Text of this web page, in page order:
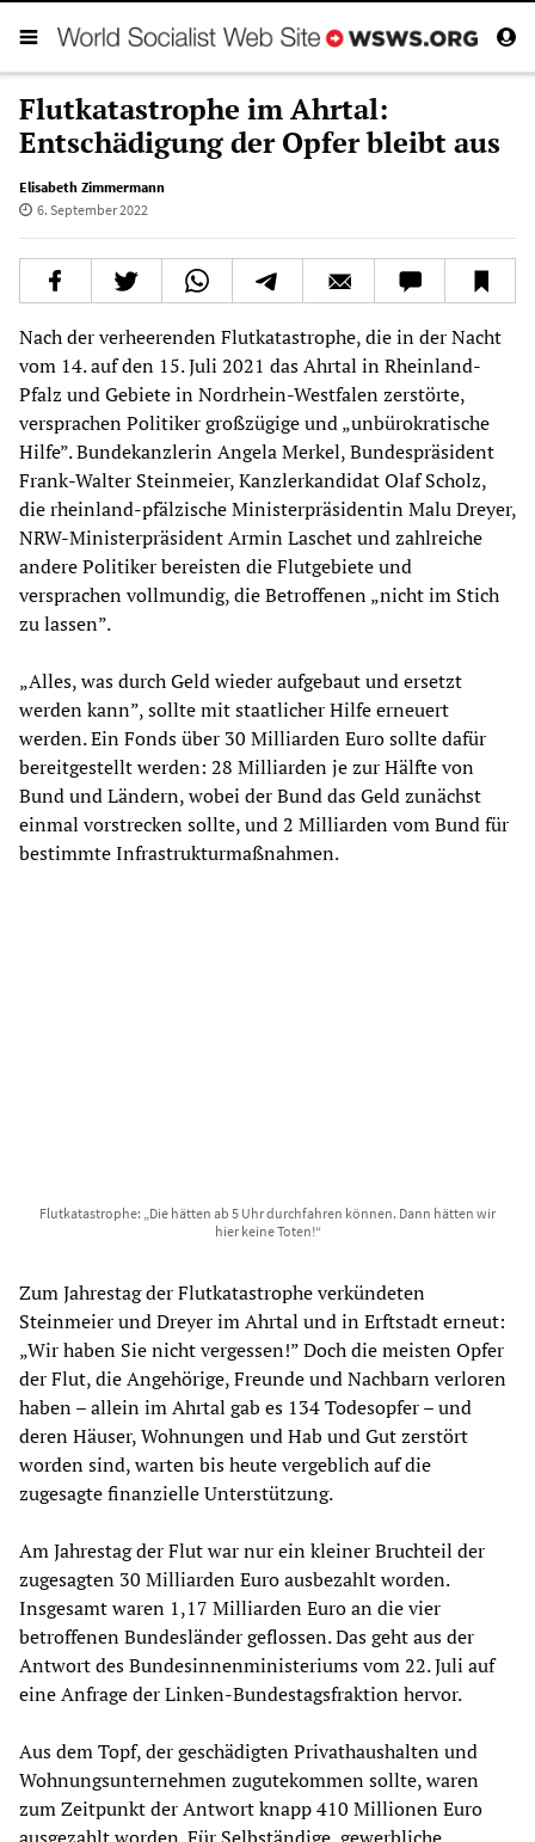
Flutkatastrophe im Ahrtal:
Entschädigung der Opfer bleibt aus
Elisabeth Zimmermann
6. September 2022
Nach der verheerenden Flutkatastrophe, die in der Nacht
vom 14. auf den 15. Juli 2021 das Ahrtal in Rheinland-
Pfalz und Gebiete in Nordrhein-Westfalen zerstörte,
versprachen Politiker großzügige und „unbürokratische
Hilfe”. Bundekanzlerin Angela Merkel, Bundespräsident
Frank-Walter Steinmeier, Kanzlerkandidat Olaf Scholz,
die rheinland-pfälzische Ministerpräsidentin Malu Dreyer,
NRW-Ministerpräsident Armin Laschet und zahlreiche
andere Politiker bereisten die Flutgebiete und
versprachen vollmundig, die Betroffenen „nicht im Stich
zu lassen”.
„Alles, was durch Geld wieder aufgebaut und ersetzt
werden kann”, sollte mit staatlicher Hilfe erneuert
werden. Ein Fonds über 30 Milliarden Euro sollte dafür
bereitgestellt werden: 28 Milliarden je zur Hälfte von
Bund und Ländern, wobei der Bund das Geld zunächst
einmal vorstrecken sollte, und 2 Milliarden vom Bund für
bestimmte Infrastrukturmaßnahmen.
Flutkatastrophe: „Die hätten ab 5 Uhr durchfahren können. Dann hätten wir
hier keine Toten!“
Zum Jahrestag der Flutkatastrophe verkündeten
Steinmeier und Dreyer im Ahrtal und in Erftstadt erneut:
„Wir haben Sie nicht vergessen!” Doch die meisten Opfer
der Flut, die Angehörige, Freunde und Nachbarn verloren
haben – allein im Ahrtal gab es 134 Todesopfer – und
deren Häuser, Wohnungen und Hab und Gut zerstört
worden sind, warten bis heute vergeblich auf die
zugesagte finanzielle Unterstützung.
Am Jahrestag der Flut war nur ein kleiner Bruchteil der
zugesagten 30 Milliarden Euro ausbezahlt worden.
Insgesamt waren 1,17 Milliarden Euro an die vier
betroffenen Bundesländer geflossen. Das geht aus der
Antwort des Bundesinnenministeriums vom 22. Juli auf
eine Anfrage der Linken-Bundestagsfraktion hervor.
Aus dem Topf, der geschädigten Privathaushalten und
Wohnungsunternehmen zugutekommen sollte, waren
zum Zeitpunkt der Antwort knapp 410 Millionen Euro
ausgezahlt worden. Für Selbständige, gewerbliche